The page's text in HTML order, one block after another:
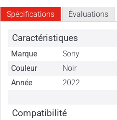
Spécifications Évaluations
Caractéristiques
Marque
Sony
Couleur
Noir
Année
2022
Compatibilité